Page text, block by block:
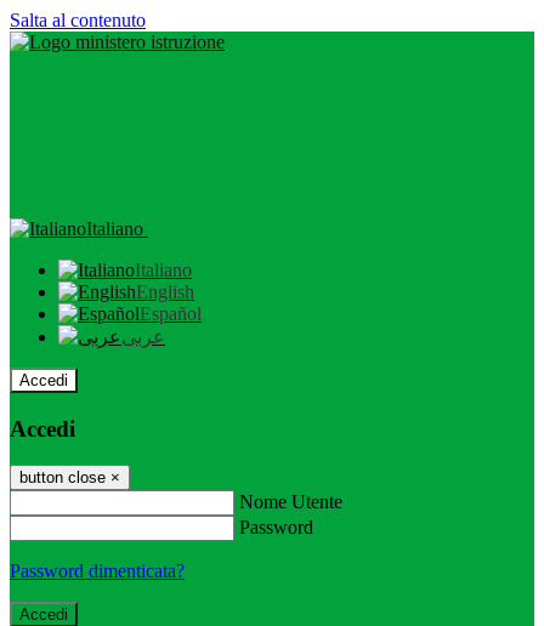
Salta al contenuto
Italiano
Italiano
English
Español
عربى
Accedi
Accedi
button close ×
Nome Utente
Password
Password dimenticata?